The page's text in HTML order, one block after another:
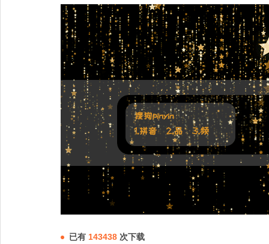
已有 143438 次下载